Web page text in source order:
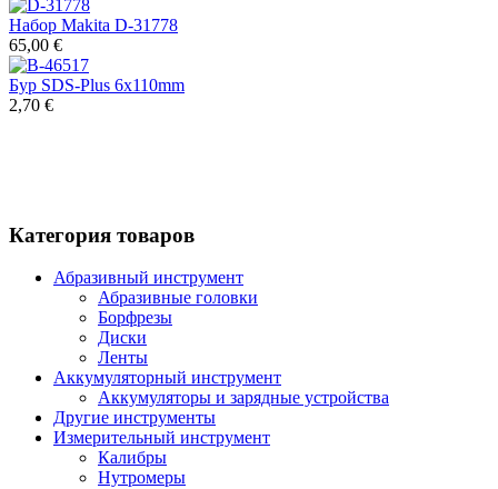
Набор Makita D-31778
65,00 €
Бур SDS-Plus 6x110mm
2,70 €
Категория товаров
Абразивный инструмент
Абразивные головки
Борфрезы
Диски
Ленты
Аккумуляторный инструмент
Аккумуляторы и зарядные устройства
Другие инструменты
Измерительный инструмент
Калибры
Нутромеры